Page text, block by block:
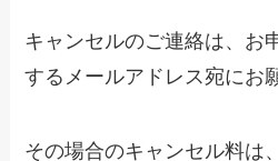
キャンセルのご連絡は、お
するメールアドレス宛にお
その場合のキャンセル料は